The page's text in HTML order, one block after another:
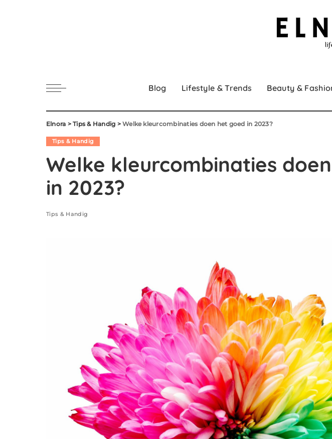
Blog Lifestyle & Trends Beauty &
Elnora >Tips & Handig >Welke kleurcombinaties doen het goed in 2023?
Tips & Handig
Welke kleurcombinaties
in 2023?
Tips & Handig